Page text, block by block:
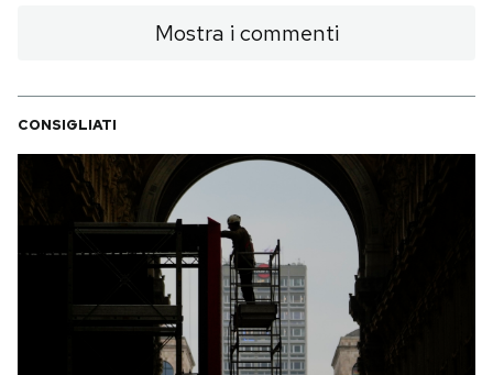
Mostra i commenti
CONSIGLIATI